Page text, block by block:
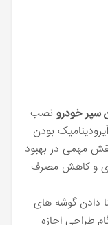
سپر خودرو نصب
بودن
مهمی در بهبود
و کاهش مصرف
دادن گوشه‌ های
طراحی اجازه